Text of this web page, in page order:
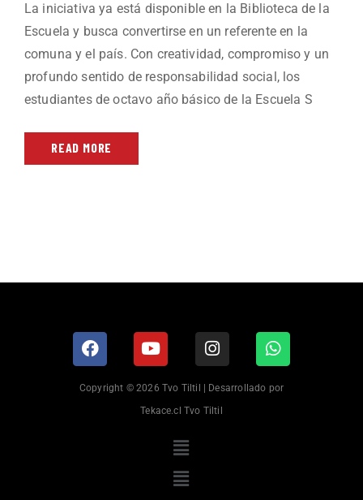
La iniciativa ya está disponible en la Biblioteca de la
Escuela y busca convertirse en un referente en la
comuna y el país. Con creatividad, compromiso y un
profundo sentido de responsabilidad social, los
estudiantes de octavo año básico de la Escuela S
READ MORE
Copyright © 2026 Tvo Tiltil | Desarrollado por
Tekace.cl Tvo Tiltil